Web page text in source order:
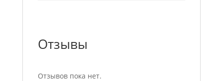
Отзывы
Отзывов пока нет.